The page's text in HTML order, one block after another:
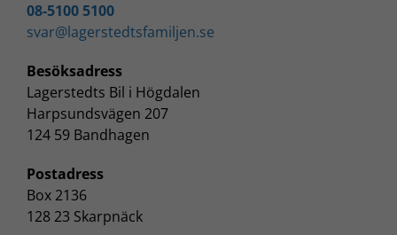
08-5100 5100
svar@lagerstedtsfamiljen.se
Besöksadress
Lagerstedts Bil i Högdalen
Harpsundsvägen 207
124 59 Bandhagen
Postadress
Box 2136
128 23 Skarpnäck